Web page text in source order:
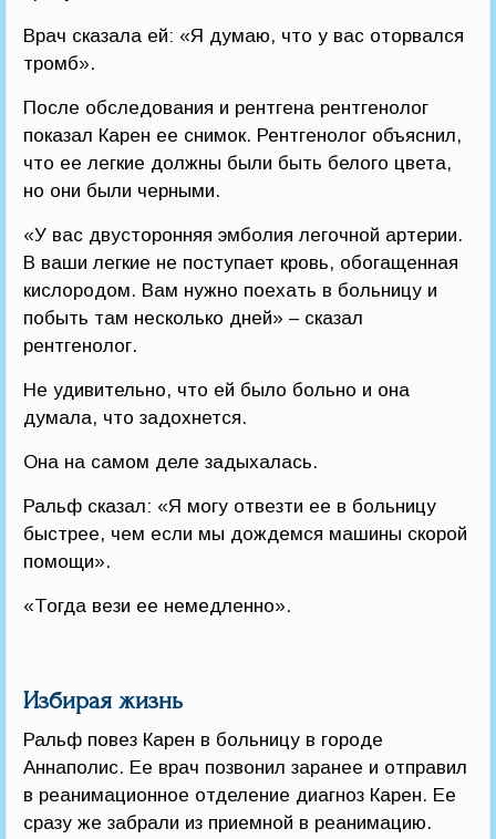
Врач сказала ей: «Я думаю, что у вас оторвался
тромб».
После обследования и рентгена рентгенолог
показал Карен ее снимок. Рентгенолог объяснил,
что ее легкие должны были быть белого цвета,
но они были черными.
«У вас двусторонняя эмболия легочной артерии.
В ваши легкие не поступает кровь, обогащенная
кислородом. Вам нужно поехать в больницу и
побыть там несколько дней» – сказал
рентгенолог.
Не удивительно, что ей было больно и она
думала, что задохнется.
Она на самом деле задыхалась.
Ральф сказал: «Я могу отвезти ее в больницу
быстрее, чем если мы дождемся машины скорой
помощи».
«Тогда вези ее немедленно».
Избирая жизнь
Ральф повез Карен в больницу в городе
Аннаполис. Ее врач позвонил заранее и отправил
в реанимационное отделение диагноз Карен. Ее
сразу же забрали из приемной в реанимацию.